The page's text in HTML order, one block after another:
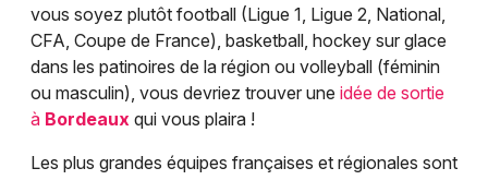
vous soyez plutôt football (Ligue 1, Ligue 2, National,
CFA, Coupe de France), basketball, hockey sur glace
dans les patinoires de la région ou volleyball (féminin
ou masculin), vous devriez trouver une idée de sortie
à Bordeaux qui vous plaira !
Les plus grandes équipes françaises et régionales sont